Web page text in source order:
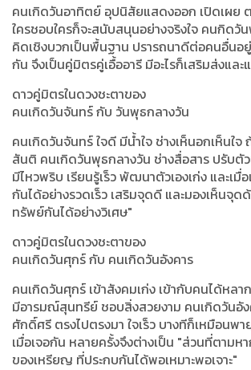
คนเกิดวันอาทิตย์ อุปนิสัยแสดงออก เปิดเผย
ใครชอบใครก็จะสนับสนุนอย่างจริงใจ คนกิด
คิดเชิงบวกเป็นพื้นฐาน ปรารถนาดีต่อคนอื่นอยู่
กัน จึงเป็นคู่มิตรคู่เอื้ออารี มีอะไรก็เสริมส่งและ
ดาวคู่มิตรในดวงชะตาของ
คนเกิดวันจันทร์ กับ วันพุธกลางวัน
คนเกิดวันจันทร์ ใจดี มีน้ำใจ ช่างเห็นอกเห็นใ
สันติ คนเกิดวันพุธกลางวัน ช่างสื่อสาร ปรับตัว
มีไหวพริบ เรียนรู้เร็ว พัฒนาตัวเองเก่ง และเมื่
กันได้อย่างรวดเร็ว เสริมจุดดี และมองเห็นจุด
ทรัพย์กันได้อย่างวิเศษ"
ดาวคู่มิตรในดวงชะตาของ
คนเกิดวันศุกร์ กับ คนเกิดวันอังคาร
คนเกิดวันศุกร์ เข้าสังคมเก่ง เข้ากับคนได้หลา
มีอารมณ์สุนทรีย์ ชอบสิ่งสวยงาม คนเกิดวันอัง
ศักดิ์ศรี ตรงไปตรงมา ใจเร็ว บางทีก็เหมือนพา
เมื่อเจอกัน หลายครั้งจึงต่างเป็น "ส่วนที่ตามห
ของเหรียญ ที่ประกบกันได้พอเหมาะพอเจาะ"